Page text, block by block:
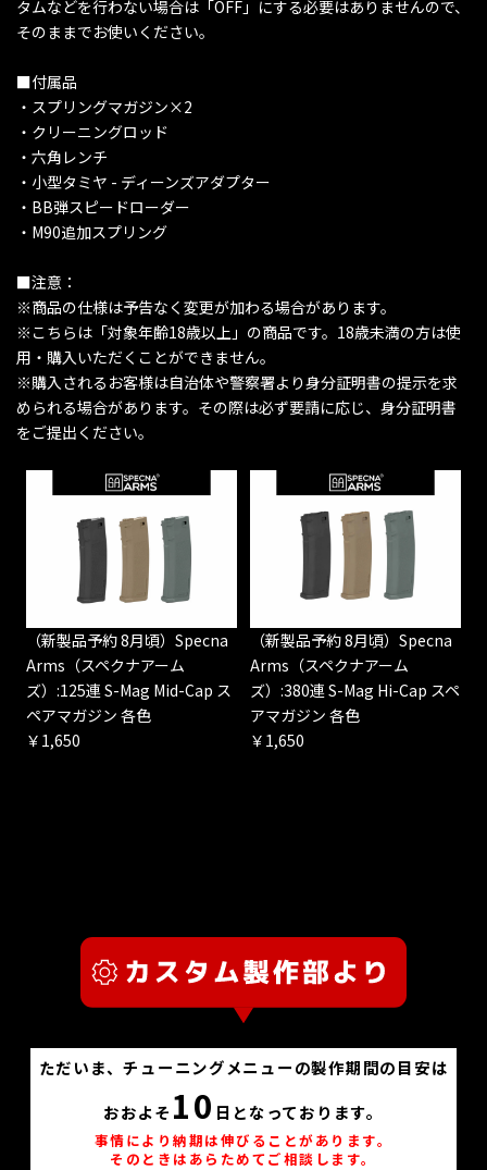
タムなどを行わない場合は「OFF」にする必要はありませんので、
そのままでお使いください。
■付属品
・スプリングマガジン×2
・クリーニングロッド
・六角レンチ
・小型タミヤ - ディーンズアダプター
・BB弾スピードローダー
・M90追加スプリング
■注意：
※商品の仕様は予告なく変更が加わる場合があります。
※こちらは「対象年齢18歳以上」の商品です。18歳未満の方は使
用・購入いただくことができません。
※購入されるお客様は自治体や警察署より身分証明書の提示を求
められる場合があります。その際は必ず要請に応じ、身分証明書
をご提出ください。
（新製品予約 8月頃）Specna
Arms（スペクナアーム
ズ）:125連 S-Mag Mid-Cap ス
ペアマガジン 各色
￥1,650
（新製品予約 8月頃）Specna
Arms（スペクナアーム
ズ）:380連 S-Mag Hi-Cap スペ
アマガジン 各色
￥1,650
ただいま、チューニングメニューの製作期間の目安は
おおよそ 10 日となっております。
事情により納期は伸びることがあります。
そのときはあらためてご相談します。